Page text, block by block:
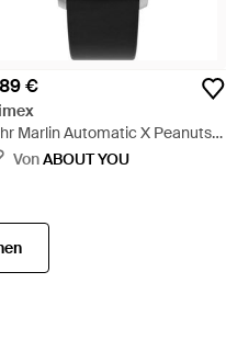
€
Marlin Automatic X Peanuts
Flying Ace - Schwarz
VonABOUT YOU